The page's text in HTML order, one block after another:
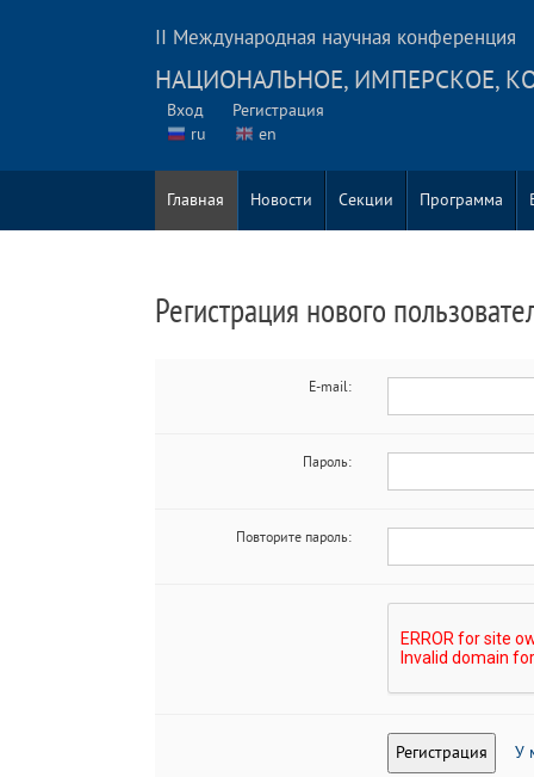
II Международная научная конференция
НАЦИОНАЛЬНОЕ, ИМПЕРСКОЕ,
Вход
Регистрация
ru
en
Главная Новости Секции Программа
Регистрация нового
E-mail:
Пароль:
Повторите пароль:
У